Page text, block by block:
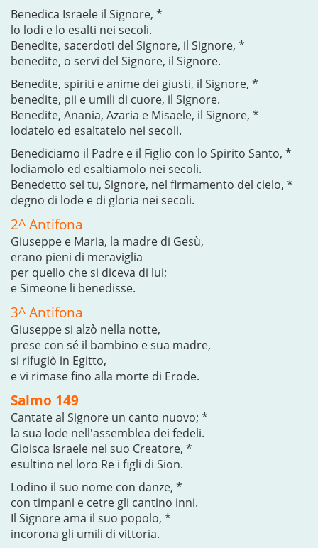
Benedica Israele il Signore, *
lo lodi e lo esalti nei secoli.
Benedite, sacerdoti del Signore, il Signore, *
benedite, o servi del Signore, il Signore.
Benedite, spiriti e anime dei giusti, il Signore, *
benedite, pii e umili di cuore, il Signore.
Benedite, Anania, Azaria e Misaele, il Signore, *
lodatelo ed esaltatelo nei secoli.
Benediciamo il Padre e il Figlio con lo Spirito Santo, *
lodiamolo ed esaltiamolo nei secoli.
Benedetto sei tu, Signore, nel firmamento del cielo, *
degno di lode e di gloria nei secoli.
2^ Antifona
Giuseppe e Maria, la madre di Gesù,
erano pieni di meraviglia
per quello che si diceva di lui;
e Simeone li benedisse.
3^ Antifona
Giuseppe si alzò nella notte,
prese con sé il bambino e sua madre,
si rifugiò in Egitto,
e vi rimase fino alla morte di Erode.
Salmo 149
Cantate al Signore un canto nuovo; *
la sua lode nell'assemblea dei fedeli.
Gioisca Israele nel suo Creatore, *
esultino nel loro Re i figli di Sion.
Lodino il suo nome con danze, *
con timpani e cetre gli cantino inni.
Il Signore ama il suo popolo, *
incorona gli umili di vittoria.